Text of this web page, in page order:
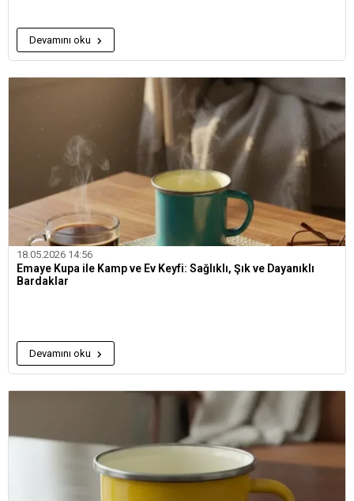
Devamını oku
18.05.2026 14:56
Emaye Kupa ile Kamp ve Ev Keyfi: Sağlıklı, Şık ve Dayanıklı
Bardaklar
Devamını oku